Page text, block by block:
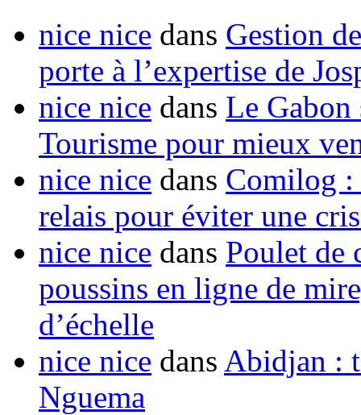
nice nice dans Gestion
porte à l’expertise de
nice nice dans Le Gabon
Tourisme pour mieux
nice nice dans Comilog :
relais pour éviter une
nice nice dans Poulet de
poussins en ligne de
d’échelle
nice nice dans Abidjan :
Nguema